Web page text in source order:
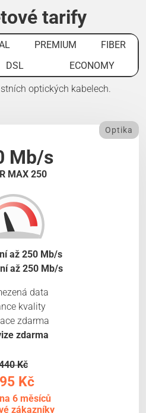
tarify
PREMIUM
FIBER
DSL ECONOMY
optických kabelech.
Mb/s
MAX 250
Optika
až 250 Mb/s
až 250 Mb/s
data
kvality
zdarma
zdarma
Kč
Kč
6 měsíců
zákazníky